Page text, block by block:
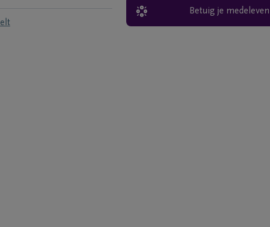
Betuig je medeleven